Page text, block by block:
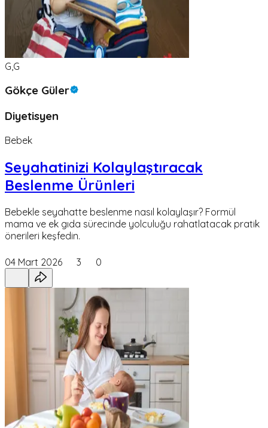
G,G
Gökçe Güler
Diyetisyen
Bebek
Seyahatinizi Kolaylaştıracak
Beslenme Ürünleri
Bebekle seyahatte beslenme nasıl kolaylaşır? Formül
mama ve ek gıda sürecinde yolculuğu rahatlatacak pratik
önerileri keşfedin.
04 Mart 2026 3 0